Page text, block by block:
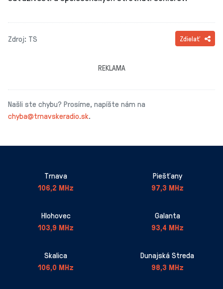
Zdroj: TS Zdielať
REKLAMA
Našli ste chybu? Prosíme, napíšte nám na
chyba@trnavskeradio.sk.
Trnava
106,2 MHz
Piešťany
97,3 MHz
Hlohovec
103,9 MHz
Galanta
93,4 MHz
Skalica
106,0 MHz
Dunajská Streda
98,3 MHz